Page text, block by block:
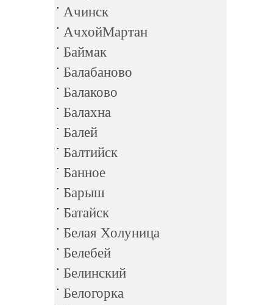
Ачинск
АчхойМартан
Баймак
Балабаново
Балаково
Балахна
Балей
Балтийск
Банное
Барыш
Батайск
Белая Холуница
Белебей
Белинский
Белогорка